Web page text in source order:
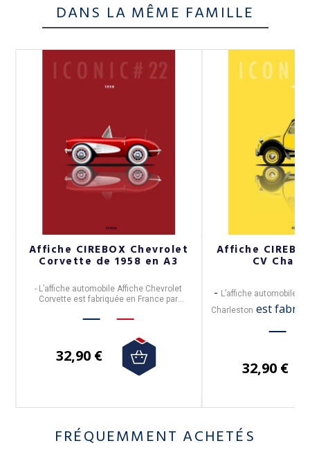
DANS LA MÊME FAMILLE
Affiche CIREBOX Chevrolet
Corvette de 1958 en A3
- L’affiche automobile Affiche Chevrolet
Corvette est fabriquée en France par
- Affiche décorative inspirée de l’univers
plusieurs formats
modèle.
La livraison est gratuite en France
Métropolitaine à partir de 50€ d'achats.
32,90 €
Affiche
CV
- L’affiche automobile
Charleston est
selon le
La livraison est
Métropolitaine à partir
32,90 €
FRÉQUEMMENT ACHETÉS